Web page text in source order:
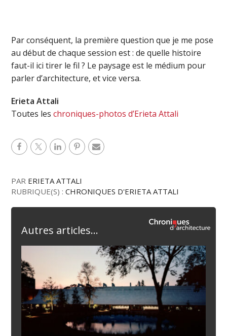
Par conséquent, la première question que je me pose
au début de chaque session est : de quelle histoire
faut-il ici tirer le fil ? Le paysage est le médium pour
parler d’architecture, et vice versa.
Erieta Attali
Toutes leschroniques-photos d’Erieta Attali
PAR ERIETA ATTALI
RUBRIQUE(S) :CHRONIQUES D'ERIETA ATTALI
Autres articles...